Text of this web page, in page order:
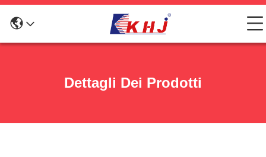
Dettagli Dei Prodotti